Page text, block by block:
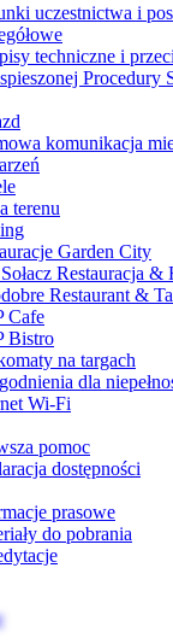
uczestnictwa i
techniczne i
Procedury
komunikacja
terenu
Garden City
Restauracja &
Restaurant &
Cafe
Bistro
na targach
dla
Wi-Fi
pomoc
dostępności
prasowe
do pobrania